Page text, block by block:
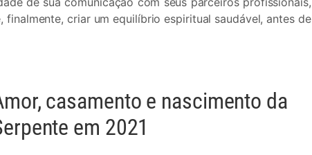
finalmente, criar um equilíbrio espiritual saudável, antes de
casamento e nascimento da
em 2021